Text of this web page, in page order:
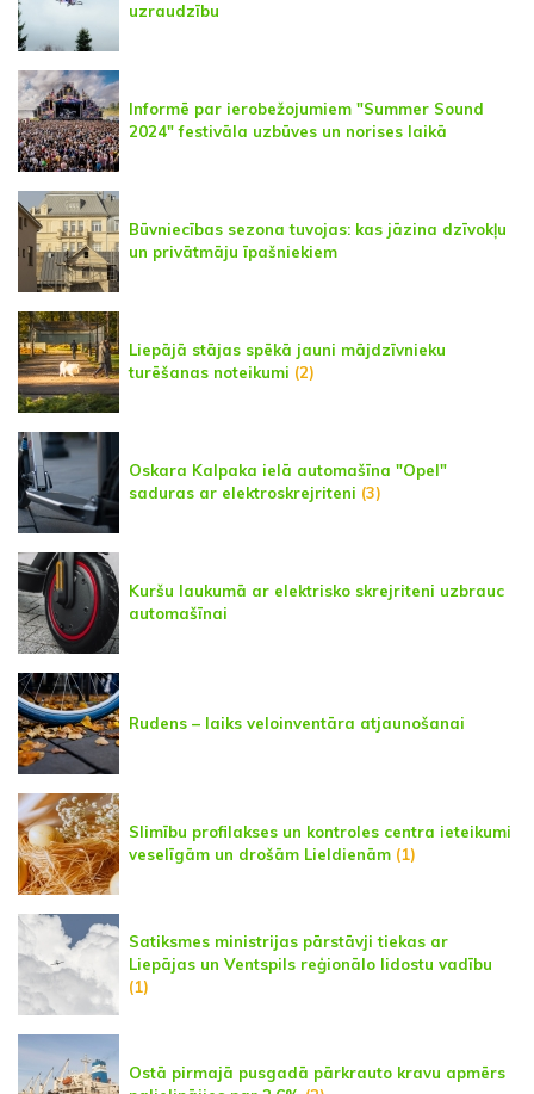
uzraudzību
Informē par ierobežojumiem "Summer Sound
2024" festivāla uzbūves un norises laikā
Būvniecības sezona tuvojas: kas jāzina dzīvokļu
un privātmāju īpašniekiem
Liepājā stājas spēkā jauni mājdzīvnieku
turēšanas noteikumi (2)
Oskara Kalpaka ielā automašīna "Opel"
saduras ar elektroskrejriteni (3)
Kuršu laukumā ar elektrisko skrejriteni uzbrauc
automašīnai
Rudens – laiks veloinventāra atjaunošanai
Slimību profilakses un kontroles centra ieteikumi
veselīgām un drošām Lieldienām (1)
Satiksmes ministrijas pārstāvji tiekas ar
Liepājas un Ventspils reģionālo lidostu vadību
(1)
Ostā pirmajā pusgadā pārkrauto kravu apmērs